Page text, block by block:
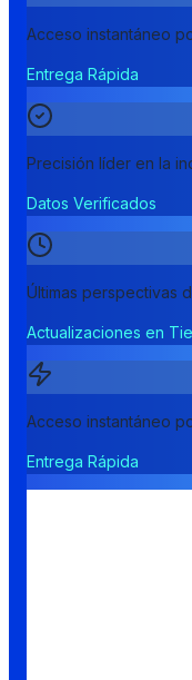
Acceso instantáneo
Entrega Rápida
Precisión líder en la
Datos Verificados
Últimas perspectivas
Actualizaciones en
Acceso instantáneo
Entrega Rápida